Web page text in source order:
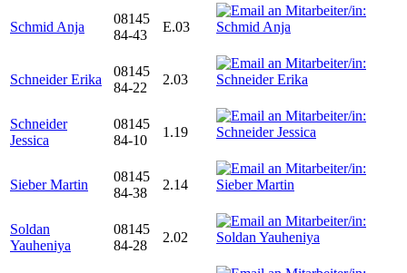
Schmid Anja
08145
84-43
E.03
Schneider Erika
08145
84-22
2.03
Schneider
Jessica
08145
84-10
1.19
Sieber Martin
08145
84-38
2.14
Soldan
Yauheniya
08145
84-28
2.02